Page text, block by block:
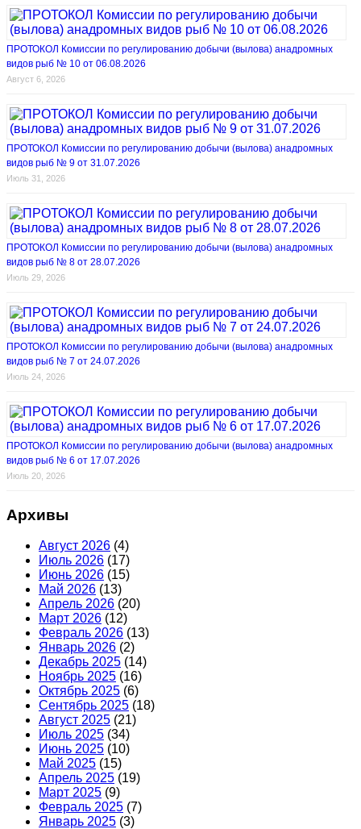
ПРОТОКОЛ Комиссии по регулированию добычи (вылова) анадромных
видов рыб № 10 от 06.08.2026
Август 6, 2026
ПРОТОКОЛ Комиссии по регулированию добычи (вылова) анадромных
видов рыб № 9 от 31.07.2026
Июль 31, 2026
ПРОТОКОЛ Комиссии по регулированию добычи (вылова) анадромных
видов рыб № 8 от 28.07.2026
Июль 29, 2026
ПРОТОКОЛ Комиссии по регулированию добычи (вылова) анадромных
видов рыб № 7 от 24.07.2026
Июль 24, 2026
ПРОТОКОЛ Комиссии по регулированию добычи (вылова) анадромных
видов рыб № 6 от 17.07.2026
Июль 20, 2026
Архивы
Август 2026 (4)
Июль 2026 (17)
Июнь 2026 (15)
Май 2026 (13)
Апрель 2026 (20)
Март 2026 (12)
Февраль 2026 (13)
Январь 2026 (2)
Декабрь 2025 (14)
Ноябрь 2025 (16)
Октябрь 2025 (6)
Сентябрь 2025 (18)
Август 2025 (21)
Июль 2025 (34)
Июнь 2025 (10)
Май 2025 (15)
Апрель 2025 (19)
Март 2025 (9)
Февраль 2025 (7)
Январь 2025 (3)